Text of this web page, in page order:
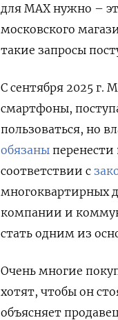
для MAX нужно –
московского
такие запросы
С сентября 2025 г.
смартфоны,
пользоваться, но
обязаны перенести
соответствии с
многоквартирных
компании и
стать одним из
Очень многие
хотят, чтобы он
объясняет